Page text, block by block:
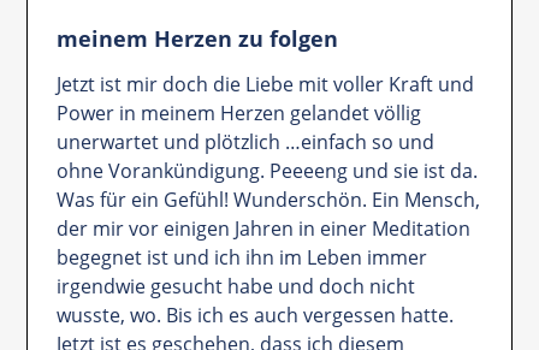
meinem Herzen zu folgen
Jetzt ist mir doch die Liebe mit voller Kraft und
Power in meinem Herzen gelandet völlig
unerwartet und plötzlich …einfach so und
ohne Vorankündigung. Peeeeng und sie ist da.
Was für ein Gefühl! Wunderschön. Ein Mensch,
der mir vor einigen Jahren in einer Meditation
begegnet ist und ich ihn im Leben immer
irgendwie gesucht habe und doch nicht
wusste, wo. Bis ich es auch vergessen hatte.
Jetzt ist es geschehen, dass ich diesem